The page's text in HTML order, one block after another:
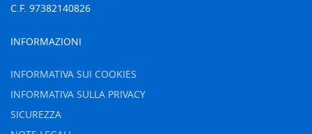
C.F. 97382140826
INFORMAZIONI
INFORMATIVA SUI COOKIES
INFORMATIVA SULLA PRIVACY
SICUREZZA